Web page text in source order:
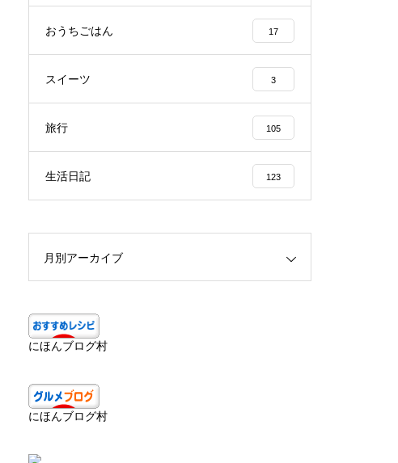
おうちごはん 17
スイーツ 3
旅行 105
生活日記 123
月別アーカイブ
にほんブログ村
にほんブログ村